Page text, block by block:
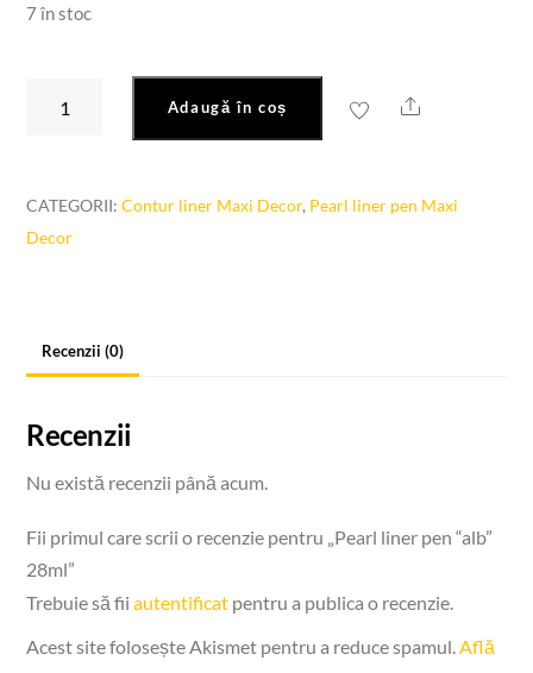
7 în stoc
Adaugă în coș Share
CATEGORII:Contur liner Maxi Decor, Pearl liner pen Maxi
Decor
Recenzii (0)
Recenzii
Nu există recenzii până acum.
Fii primul care scrii o recenzie pentru „Pearl liner pen “alb”
28ml”
Trebuie să fiiautentificat pentru a publica o recenzie.
Acest site folosește Akismet pentru a reduce spamul.Află